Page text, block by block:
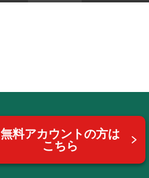
無料アカウントの方は
こちら